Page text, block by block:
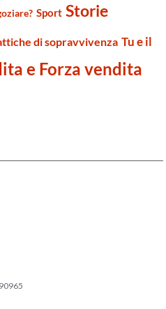
Sport Storie
di sopravvivenza Tu e il
e Forza vendita